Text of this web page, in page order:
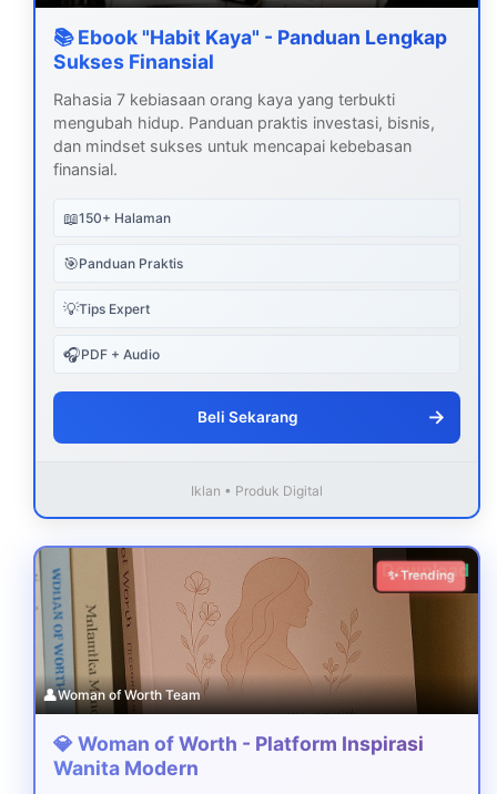
📚 Ebook "Habit Kaya" - Panduan Lengkap
Sukses Finansial
Rahasia 7 kebiasaan orang kaya yang terbukti
mengubah hidup. Panduan praktis investasi, bisnis,
dan mindset sukses untuk mencapai kebebasan
finansial.
📖150+ Halaman
🎯Panduan Praktis
💡Tips Expert
🎧PDF + Audio
Beli Sekarang →
Iklan • Produk Digital
Download
✨ Trending
👤Woman of Worth Team
💎 Woman of Worth - Platform Inspirasi
Wanita Modern